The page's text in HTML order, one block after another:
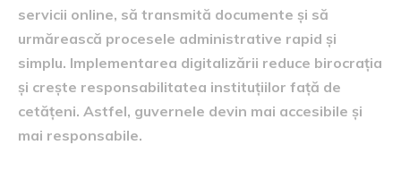
servicii online, să transmită documente și să
urmărească procesele administrative rapid și
simplu. Implementarea digitalizării reduce birocrația
și crește responsabilitatea instituțiilor față de
cetățeni. Astfel, guvernele devin mai accesibile și
mai responsabile.